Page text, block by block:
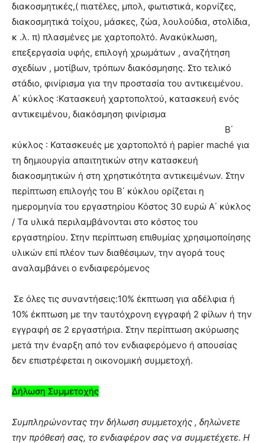
διακοσμητικές,( πιατέλες, μπολ, φωτιστικά, κορνίζες,
διακοσμητικά τοίχου, μάσκες, ζώα, λουλούδια, στολίδια,
κ .λ. π) πλασμένες με χαρτοπολτό. Ανακύκλωση,
επεξεργασία υφής, επιλογή χρωμάτων , αναζήτηση
σχεδίων , μοτίβων, τρόπων διακόσμησης. Στο τελικό
στάδιο, φινίρισμα για την προστασία του αντικειμένου.
Α΄ κύκλος :Κατασκευή χαρτοπολτού, κατασκευή ενός
αντικειμένου, διακόσμηση φινίρισμα
Β΄
κύκλος : Κατασκευές με χαρτοπολτό ή papier maché για
τη δημιουργία απαιτητικών στην κατασκευή
διακοσμητικών ή στη χρηστικότητα αντικειμένων. Στην
περίπτωση επιλογής του Β΄ κύκλου ορίζεται η
ημερομηνία του εργαστηρίου Κόστος 30 ευρώ Α΄ κύκλος
/ Τα υλικά περιλαμβάνονται στο κόστος του
εργαστηρίου. Στην περίπτωση επιθυμίας χρησιμοποίησης
υλικών επί πλέον των διαθέσιμων, την αγορά τους
αναλαμβάνει ο ενδιαφερόμενος
Σε όλες τις συναντήσεις:10% έκπτωση για αδέλφια ή
10% έκπτωση με την ταυτόχρονη εγγραφή 2 φίλων ή την
εγγραφή σε 2 εργαστήρια. Στην περίπτωση ακύρωσης
μετά την έναρξη από τον ενδιαφερόμενο ή απουσίας
δεν επιστρέφεται η οικονομική συμμετοχή.
Δήλωση Συμμετοχής
Συμπληρώνοντας την δήλωση συμμετοχής , δηλώνετε
την πρόθεσή σας, το ενδιαφέρον σας να συμμετέχετε. Η